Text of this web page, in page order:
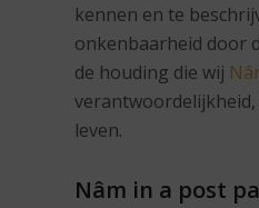
kennen en te
onkenbaarheid door
de houding die wij
leven.
Nâm in a post